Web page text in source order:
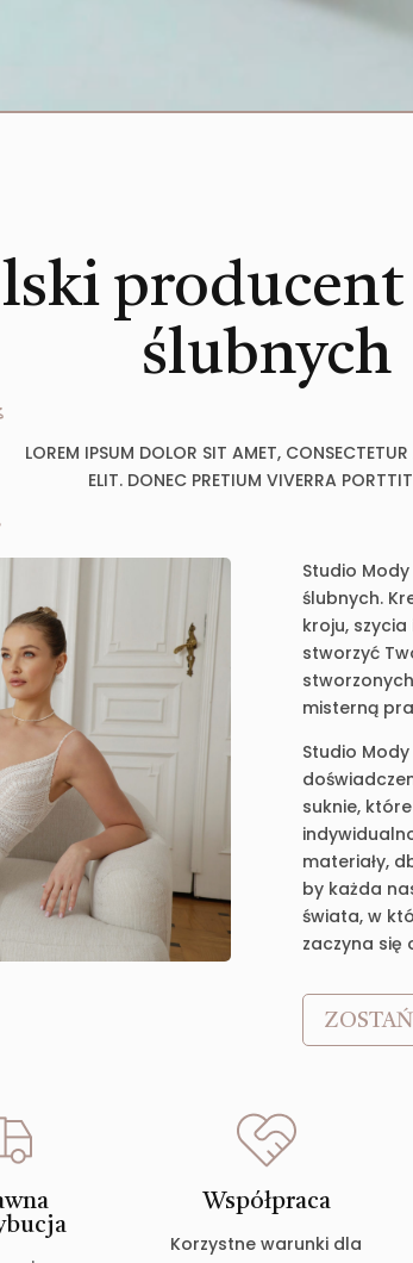
ślubnych
LOREM IPSUM DOLOR SIT AMET,
ELIT. DONEC PRETIUM VIVERRA
Studio
ślubnych.
kroju,
stworzyć
misterną
Studio
suknie,
materiały,
by każda
świata, w
zaczyna się
Współpraca
Korzystne warunki dla